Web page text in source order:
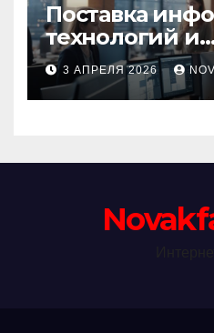
Поставка
технологий и
3 АПРЕЛЯ 2026